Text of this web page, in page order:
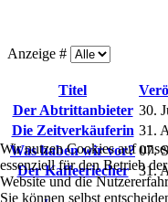
Anzeige #
Titel
Der Abtrittanbieter 30.
Die Zeitverkäuferin 31.
Was haben wir vor? 07.
Der Kaffeeriecher
31.
Wir nutzen Cookies auf
essenziell für den Betrieb
Website und die
Sie können selbst